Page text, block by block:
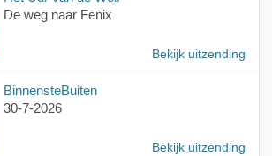
De weg naar Fenix
Bekijk uitzending
BinnensteBuiten
30-7-2026
Bekijk uitzending